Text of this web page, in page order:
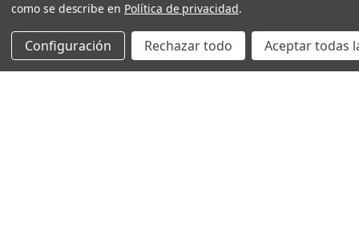
como se describe en Política de privacidad.
Configuración Rechazar todo Aceptar todas